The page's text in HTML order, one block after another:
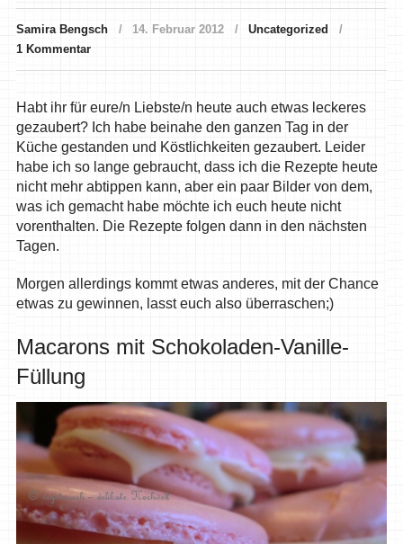
Samira Bengsch 14. Februar 2012
Uncategorized
1 Kommentar
Habt ihr für eure/n Liebste/n heute auch etwas leckeres
gezaubert? Ich habe beinahe den ganzen Tag in der
Küche gestanden und Köstlichkeiten gezaubert. Leider
habe ich so lange gebraucht, dass ich die Rezepte heute
nicht mehr abtippen kann, aber ein paar Bilder von dem,
was ich gemacht habe möchte ich euch heute nicht
vorenthalten. Die Rezepte folgen dann in den nächsten
Tagen.
Morgen allerdings kommt etwas anderes, mit der Chance
etwas zu gewinnen, lasst euch also überraschen;)
Macarons mit Schokoladen-Vanille-
Füllung